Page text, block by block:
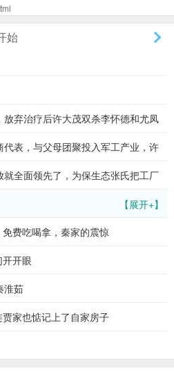
始
弃治疗后许大茂双杀李怀德和尤凤
表，与父母团聚投入军工产业，许
全面领先了，为保生态张氏把工厂
【展开+】
费吃喝拿，秦家的震惊
开眼
淮茹
家也惦记上了自家房子